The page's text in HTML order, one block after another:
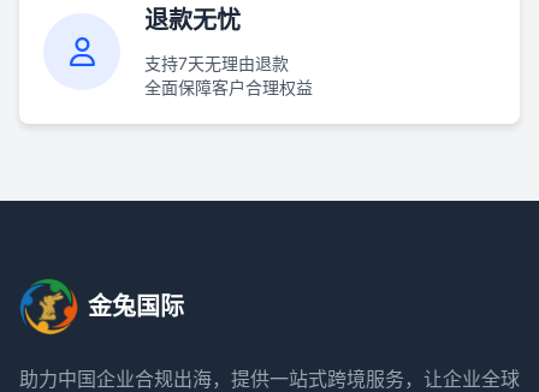
退款无忧
支持7天无理由退款
全面保障客户合理权益
金兔国际
助力中国企业合规出海，提供一站式跨境服务，让企业全球